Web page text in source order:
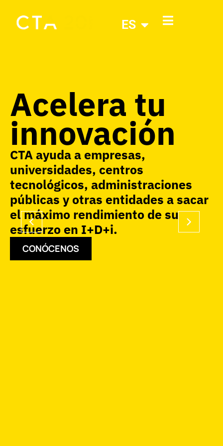
ES
Acelera tu
innovación
CTA ayuda a empresas,
universidades, centros
tecnológicos, administraciones
públicas y otras entidades a sacar
el máximo rendimiento de su
esfuerzo en I+D+i.
CONÓCENOS